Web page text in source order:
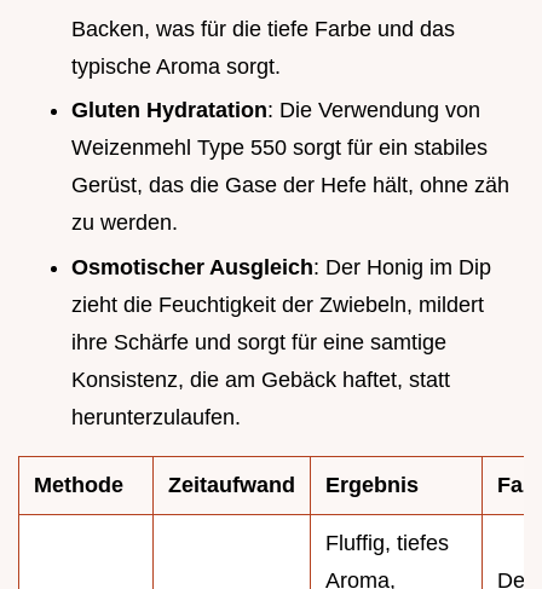
Backen, was für die tiefe Farbe und das
typische Aroma sorgt.
Gluten Hydratation: Die Verwendung von
Weizenmehl Type 550 sorgt für ein stabiles
Gerüst, das die Gase der Hefe hält, ohne zäh
zu werden.
Osmotischer Ausgleich: Der Honig im Dip
zieht die Feuchtigkeit der Zwiebeln, mildert
ihre Schärfe und sorgt für eine samtige
Konsistenz, die am Gebäck haftet, statt
herunterzulaufen.
Methode Zeitaufwand Ergebnis
Fluffig, tiefes
Aroma,
Der